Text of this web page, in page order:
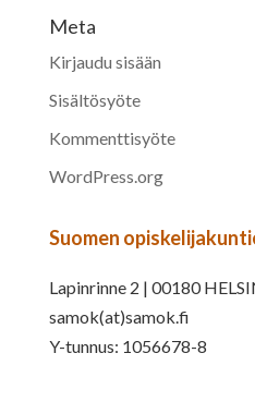
Meta
Kirjaudu sisään
Sisältösyöte
Kommenttisyöte
WordPress.org
Suomen
Lapinrinne 2 | 00180
samok(at)samok.fi
Y-tunnus: 1056678-8